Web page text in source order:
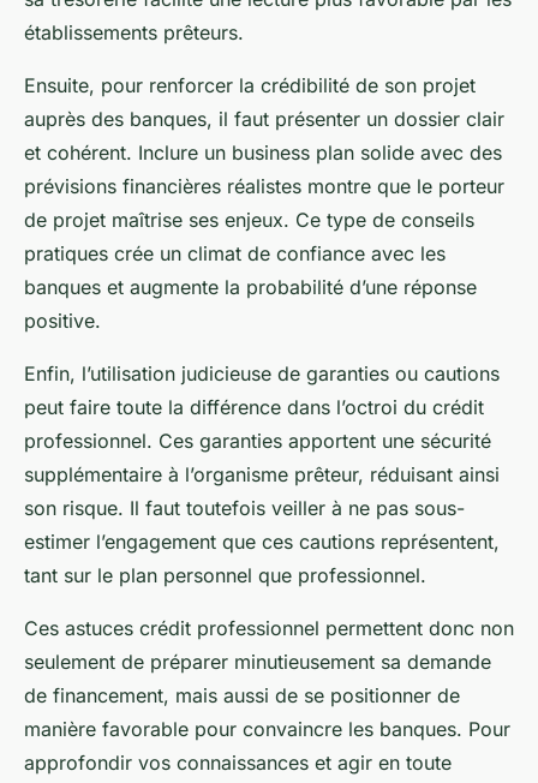
établissements prêteurs.
Ensuite, pour renforcer la crédibilité de son projet
auprès des banques, il faut présenter un dossier clair
et cohérent. Inclure un business plan solide avec des
prévisions financières réalistes montre que le porteur
de projet maîtrise ses enjeux. Ce type de conseils
pratiques crée un climat de confiance avec les
banques et augmente la probabilité d’une réponse
positive.
Enfin, l’utilisation judicieuse de garanties ou cautions
peut faire toute la différence dans l’octroi du crédit
professionnel. Ces garanties apportent une sécurité
supplémentaire à l’organisme prêteur, réduisant ainsi
son risque. Il faut toutefois veiller à ne pas sous-
estimer l’engagement que ces cautions représentent,
tant sur le plan personnel que professionnel.
Ces astuces crédit professionnel permettent donc non
seulement de préparer minutieusement sa demande
de financement, mais aussi de se positionner de
manière favorable pour convaincre les banques. Pour
approfondir vos connaissances et agir en toute